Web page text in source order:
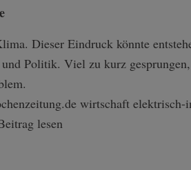
Dieser Eindruck könnte
Politik. Viel zu kurz
wirtschaft elektrisch-
lesen